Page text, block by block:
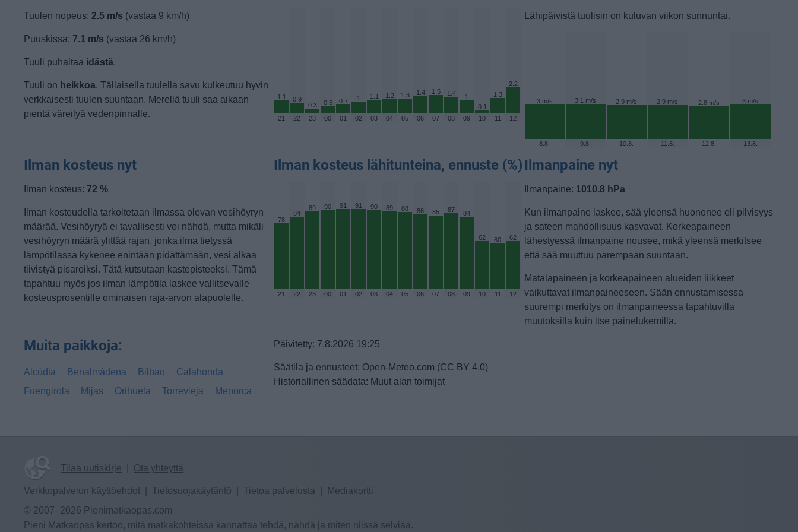
Tuulen nopeus:2.5 m/s (vastaa 9 km/h)
Puuskissa: 7.1 m/s (vastaa 26 km/h)
Tuuli puhaltaa idästä.
Tuuli on heikkoa. Tällaisella tuulella savu kulkeutuu hyvin
verkkaisesti tuulen suuntaan. Merellä tuuli saa aikaan
pientä väreilyä vedenpinnalle.
1.1
0.9
0.3
0.5 0.7 1 1.1 1.2 1.3 1.4 1.5 1.4
1
0.1
1.3
2.2
21 22 23 00 01 02 03 04 05 06 07 08 09 10 11 12
Lähipäivistä tuulisin on kuluvan viikon sunnuntai.
3 m/s 3.1 m/s 2.9 m/s 2.9 m/s 2.8 m/s 3 m/s
8.8. 9.8. 10.8. 11.8. 12.8. 13.8.
Ilman kosteus nyt
Ilman kosteus: 72 %
Ilman kosteudella tarkoitetaan ilmassa olevan vesihöyryn
määrää. Vesihöyryä ei tavallisesti voi nähdä, mutta mikäli
vesihöyryn määrä ylittää rajan, jonka ilma tietyssä
lämpötilassa kykenee enintään pidättämään, vesi alkaa
tiivistyä pisaroiksi. Tätä kutsutaan kastepisteeksi. Tämä
tapahtuu myös jos ilman lämpötila laskee vallitsevalle
kosteusprosentille ominaisen raja-arvon alapuolelle.
Ilman kosteus lähitunteina, ennuste (%)
78
84
89 90 91 91 90 89 88 86 85 87 84
62 60 62
21 22 23 00 01 02 03 04 05 06 07 08 09 10 11 12
Ilmanpaine nyt
Ilmanpaine: 1010.8 hPa
Kun ilmanpaine laskee, sää yleensä huononee eli pilvisyys
ja sateen mahdollisuus kasvavat. Korkeapaineen
lähestyessä ilmanpaine nousee, mikä yleensä merkitsee
että sää muuttuu parempaan suuntaan.
Matalapaineen ja korkeapaineen alueiden liikkeet
vaikuttavat ilmanpaineeseen. Sään ennustamisessa
suurempi merkitys on ilmanpaineessa tapahtuvilla
muutoksilla kuin itse painelukemilla.
Muita paikkoja:
Alcúdia Benalmádena Bilbao
Calahonda
Fuengirola
Mijas Orihuela Torrevieja Menorca
Päivitetty: 7.8.2026 19:25
Säätila ja ennusteet: Open-Meteo.com (CC BY 4.0)
Historiallinen säädata: Muut alan toimijat
Tilaa uutiskirje Ota yhteyttä
Verkkopalvelun käyttöehdot Tietosuojakäytäntö Tietoa palvelusta
Mediakortti
© 2007–2026 Pienimatkaopas.com
Pieni Matkaopas kertoo, mitä matkakohteissa kannattaa tehdä, nähdä ja miten niissä selviää.